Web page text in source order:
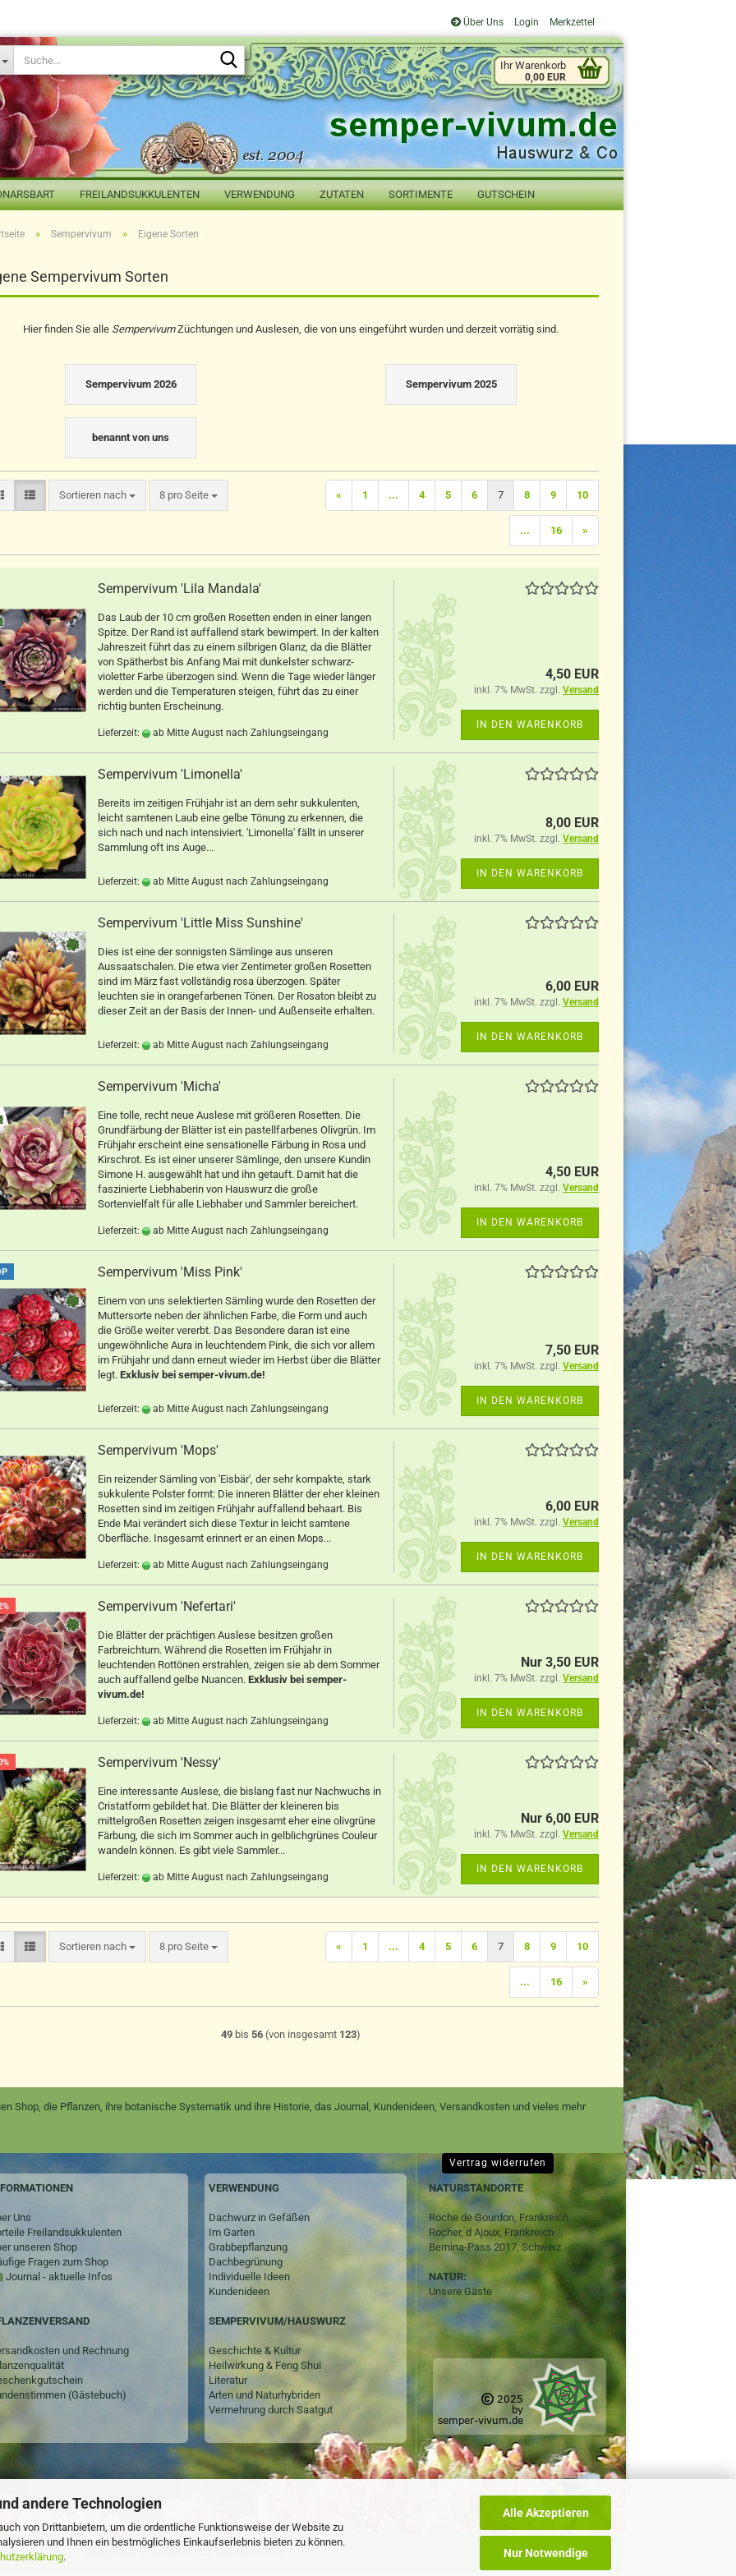
andere Technologien
von Drittanbietern, um die ordentliche Funktionsweise der Website zu
und Ihnen ein bestmögliches Einkaufserlebnis bieten zu können.
.
Alle Akzeptieren
Nur Notwendige
Über Uns Login Merkzettel
Suche...
Ihr Warenkorb
0,00 EUR
FREILANDSUKKULENTEN VERWENDUNG ZUTATEN SORTIMENTE GUTSCHEIN
» Sempervivum » Eigene Sorten
Sempervivum Sorten
Hier finden Sie alle SempervivumZüchtungen und Auslesen, die von uns eingeführt wurden und derzeit vorrätig sind.
Sempervivum 2026 Sempervivum 2025
benannt von uns
Sortieren nach
Sortieren nach 8 pro Seite
pro Seite « 1 ... 4 5 6 7 8 9 10
... 16 »
Sempervivum 'Lila Mandala'
Das Laub der 10 cm großen Rosetten enden in einer langen
Spitze. Der Rand ist auffallend stark bewimpert. In der kalten
Jahreszeit führt das zu einem silbrigen Glanz, da die Blätter
von Spätherbst bis Anfang Mai mit dunkelster schwarz-
violetter Farbe überzogen sind. Wenn die Tage wieder länger
werden und die Temperaturen steigen, führt das zu einer
richtig bunten Erscheinung.
Lieferzeit: ab Mitte August nach Zahlungseingang
4,50 EUR
inkl. 7% MwSt. zzgl. Versand
IN DEN WARENKORB
Sempervivum 'Limonella'
Bereits im zeitigen Frühjahr ist an dem sehr sukkulenten,
leicht samtenen Laub eine gelbe Tönung zu erkennen, die
sich nach und nach intensiviert. 'Limonella' fällt in unserer
Sammlung oft ins Auge...
Lieferzeit: ab Mitte August nach Zahlungseingang
8,00 EUR
inkl. 7% MwSt. zzgl. Versand
IN DEN WARENKORB
Sempervivum 'Little Miss Sunshine'
Dies ist eine der sonnigsten Sämlinge aus unseren
Aussaatschalen. Die etwa vier Zentimeter großen Rosetten
sind im März fast vollständig rosa überzogen. Später
leuchten sie in orangefarbenen Tönen. Der Rosaton bleibt zu
dieser Zeit an der Basis der Innen- und Außenseite erhalten.
Lieferzeit: ab Mitte August nach Zahlungseingang
6,00 EUR
inkl. 7% MwSt. zzgl. Versand
IN DEN WARENKORB
Sempervivum 'Micha'
Eine tolle, recht neue Auslese mit größeren Rosetten. Die
Grundfärbung der Blätter ist ein pastellfarbenes Olivgrün. Im
Frühjahr erscheint eine sensationelle Färbung in Rosa und
Kirschrot. Es ist einer unserer Sämlinge, den unsere Kundin
Simone H. ausgewählt hat und ihn getauft. Damit hat die
faszinierte Liebhaberin von Hauswurz die große
Sortenvielfalt für alle Liebhaber und Sammler bereichert.
Lieferzeit: ab Mitte August nach Zahlungseingang
4,50 EUR
inkl. 7% MwSt. zzgl. Versand
IN DEN WARENKORB
Sempervivum 'Miss Pink'
Einem von uns selektierten Sämling wurde den Rosetten der
Muttersorte neben der ähnlichen Farbe, die Form und auch
die Größe weiter vererbt. Das Besondere daran ist eine
ungewöhnliche Aura in leuchtendem Pink, die sich vor allem
im Frühjahr und dann erneut wieder im Herbst über die Blätter
legt. Exklusiv bei semper-vivum.de!
Lieferzeit: ab Mitte August nach Zahlungseingang
7,50 EUR
inkl. 7% MwSt. zzgl. Versand
IN DEN WARENKORB
Sempervivum 'Mops'
Ein reizender Sämling von 'Eisbär', der sehr kompakte, stark
sukkulente Polster formt: Die inneren Blätter der eher kleinen
Rosetten sind im zeitigen Frühjahr auffallend behaart. Bis
Ende Mai verändert sich diese Textur in leicht samtene
Oberfläche. Insgesamt erinnert er an einen Mops...
Lieferzeit: ab Mitte August nach Zahlungseingang
6,00 EUR
inkl. 7% MwSt. zzgl. Versand
IN DEN WARENKORB
Sempervivum 'Nefertari'
Die Blätter der prächtigen Auslese besitzen großen
Farbreichtum. Während die Rosetten im Frühjahr in
leuchtenden Rottönen erstrahlen, zeigen sie ab dem Sommer
auch auffallend gelbe Nuancen. Exklusiv bei semper-
vivum.de!
Lieferzeit: ab Mitte August nach Zahlungseingang
Nur 3,50 EUR
inkl. 7% MwSt. zzgl. Versand
IN DEN WARENKORB
Sempervivum 'Nessy'
Eine interessante Auslese, die bislang fast nur Nachwuchs in
Cristatform gebildet hat. Die Blätter der kleineren bis
mittelgroßen Rosetten zeigen insgesamt eher eine olivgrüne
Färbung, die sich im Sommer auch in gelblichgrünes Couleur
wandeln können. Es gibt viele Sammler...
Lieferzeit: ab Mitte August nach Zahlungseingang
Nur 6,00 EUR
inkl. 7% MwSt. zzgl. Versand
IN DEN WARENKORB
Sortieren nach
Sortieren nach 8 pro Seite
pro Seite « 1 ... 4 5 6 7 8 9 10
... 16 »
49 bis 56 (von insgesamt 123)
Shop, die Pflanzen, ihre botanische Systematik und ihre Historie, das Journal, Kundenideen, Versandkosten und vieles mehr
Uns
Freilandsukkulenten
unseren Shop
Fragen zum Shop
Journal - aktuelle Infos
und Rechnung
(Gästebuch)
VERWENDUNG
Dachwurz in Gefäßen
Im Garten
Grabbepflanzung
Dachbegrünung
Individuelle Ideen
Kundenideen
SEMPERVIVUM/HAUSWURZ
Geschichte & Kultur
Heilwirkung & Feng Shui
Literatur
Arten und Naturhybriden
Vermehrung durch Saatgut
NATURSTANDORTE
Roche de Gourdon, Frankreich
Rocher, d Ajoux, Frankreich
Bernina-Pass 2017, Schweiz
NATUR:
Unsere Gäste
Vertrag widerrufen
Onlineshop erstellen